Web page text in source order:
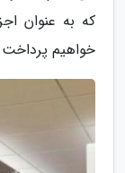
که به عنوان
خواهیم